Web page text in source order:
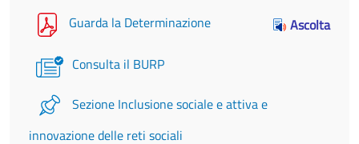
Guarda la Determinazione Ascolta
Consulta il BURP
Sezione Inclusione sociale e attiva e
innovazione delle reti sociali